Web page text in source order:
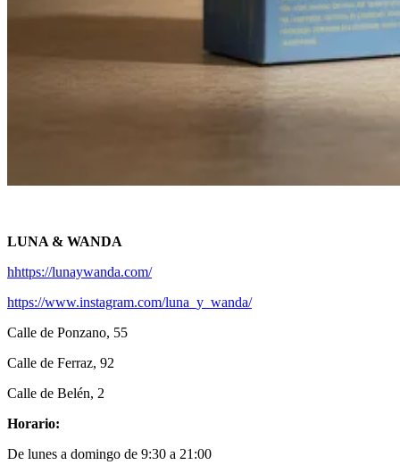
LUNA & WANDA
hhttps://lunaywanda.com/
https://www.instagram.com/luna_y_wanda/
Calle de Ponzano, 55
Calle de Ferraz, 92
Calle de Belén, 2
Horario:
De lunes a domingo de 9:30 a 21:00